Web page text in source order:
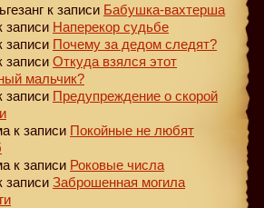
к записи Бабушка-вахтерша
записи Наперекор судьбе
записи Почему за дедом следят?
записи Откуда взялся этот
мальчик?
записи Предупреждение о скорой
к записи Покойные не любят
к записи Роковые числа
записи Заброшенная могила